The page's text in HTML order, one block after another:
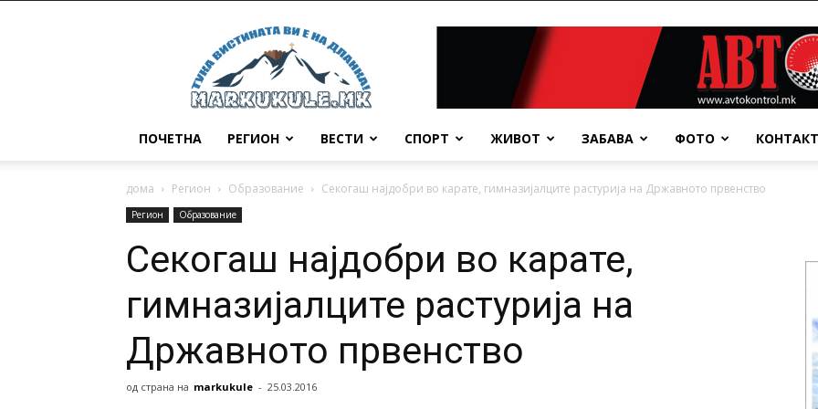
Маркукуле
ПОЧЕТНА РЕГИОН ВЕСТИ СПОРТ ЖИВОТ ЗАБАВА ФОТО КОНТАКТ
дома Регион Образование Секогаш најдобри во карате, гимназијалците растурија на Државното првенство
Регион Образование
Секогаш најдобри во карате,
гимназијалците растурија на
Државното првенство
од страна на markukule - 25.03.2016